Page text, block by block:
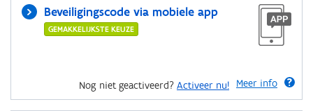
Beveiligingscode via mobiele app
GEMAKKELIJKSTE KEUZE
Meer info
Nog niet geactiveerd? Activeer nu!